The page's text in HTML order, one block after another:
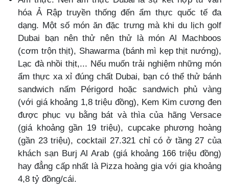
hóa Ả Rập truyền thống đến ẩm thực quốc tế đa
dạng. Một số món ăn đặc trưng mà khi du lịch golf
Dubai bạn nên thử nên thử là món Al Machboos
(cơm trộn thịt), Shawarma (bánh mì kẹp thịt nướng),
Lạc đà nhồi thịt,... Nếu muốn trải nghiệm những món
ẩm thực xa xỉ đúng chất Dubai, bạn có thể thử bánh
sandwich nấm Périgord hoặc sandwich phủ vàng
(với giá khoảng 1,8 triệu đồng), Kem Kim cương đen
được phục vụ bằng bát và thìa của hãng Versace
(giá khoảng gần 19 triệu), cupcake phương hoàng
(gần 23 triệu), cocktail 27.321 chỉ có ở tầng 27 của
khách sạn Burj Al Arab (giá khoảng 166 triệu đồng)
hay đẳng cấp nhất là Pizza hoàng gia với gia khoảng
4,8 tỷ đồng/cái.